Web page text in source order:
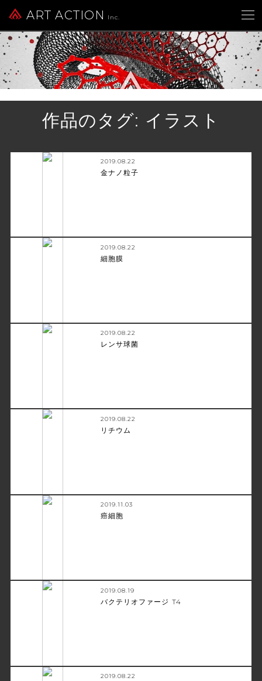
ART ACTION Inc.
作品のタグ: イラスト
2019.08.22
金ナノ粒子
2019.08.22
細胞膜
2019.08.22
レンサ球菌
2019.08.22
リチウム
2019.11.03
癌細胞
2019.08.19
バクテリオファージ T4
2019.08.22